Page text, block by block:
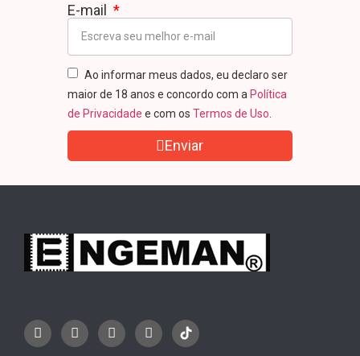
E-mail
Ao informar meus dados, eu declaro ser
maior de 18 anos e concordo com a Política
de Privacidade e com os Termos de Uso
Enviar